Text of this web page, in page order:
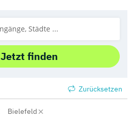
Jetzt finden
Zurücksetzen
Bielefeld